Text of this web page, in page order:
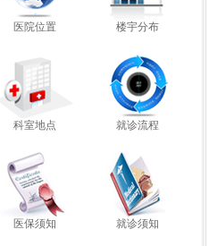
医院位置 楼宇分布
科室地点 就诊流程
医保须知 就诊须知